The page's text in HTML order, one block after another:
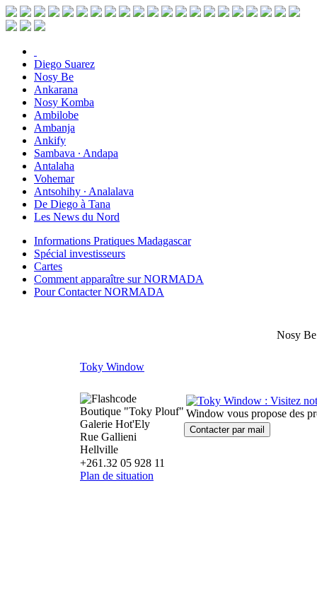
Diego Suarez
Nosy Be
Ankarana
Nosy Komba
Ambilobe
Ambanja
Ankify
Sambava ∙ Andapa
Antalaha
Vohemar
Antsohihy ∙ Analalava
De Diego à Tana
Les News du Nord
Informations Pratiques Madagascar
Spécial investisseurs
Cartes
Comment apparaître sur NORMADA
Pour Contacter NORMADA
Nosy
Toky Window
Boutique "Toky Plouf"
Galerie Hot'Ely
Rue Gallieni
Hellville
+261.32 05 928 11
Plan de situation
Window vous propose des